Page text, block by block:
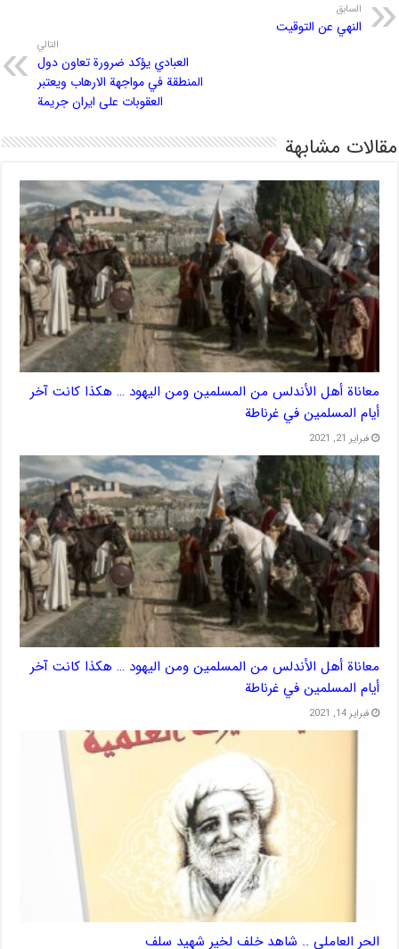
السابق
النهي عن التوقيت
التالي
العبادي يؤكد ضرورة تعاون دول
المنطقة في مواجهة الارهاب ويعتبر
العقوبات على ايران جريمة
مقالات مشابهة
معاناة أهل الأندلس من المسلمين ومن اليهود … هكذا كانت آخر
أيام المسلمين في غرناطة
فبراير 21, 2021
معاناة أهل الأندلس من المسلمين ومن اليهود … هكذا كانت آخر
أيام المسلمين في غرناطة
فبراير 14, 2021
الحر العاملي .. شاهد خلف لخير شهيد سلف